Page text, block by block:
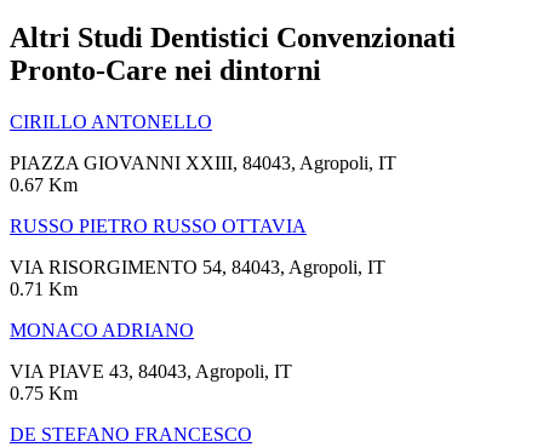
Altri Studi Dentistici Convenzionati
Pronto-Care nei dintorni
CIRILLO ANTONELLO
PIAZZA GIOVANNI XXIII, 84043, Agropoli, IT
0.67 Km
RUSSO PIETRO RUSSO OTTAVIA
VIA RISORGIMENTO 54, 84043, Agropoli, IT
0.71 Km
MONACO ADRIANO
VIA PIAVE 43, 84043, Agropoli, IT
0.75 Km
DE STEFANO FRANCESCO